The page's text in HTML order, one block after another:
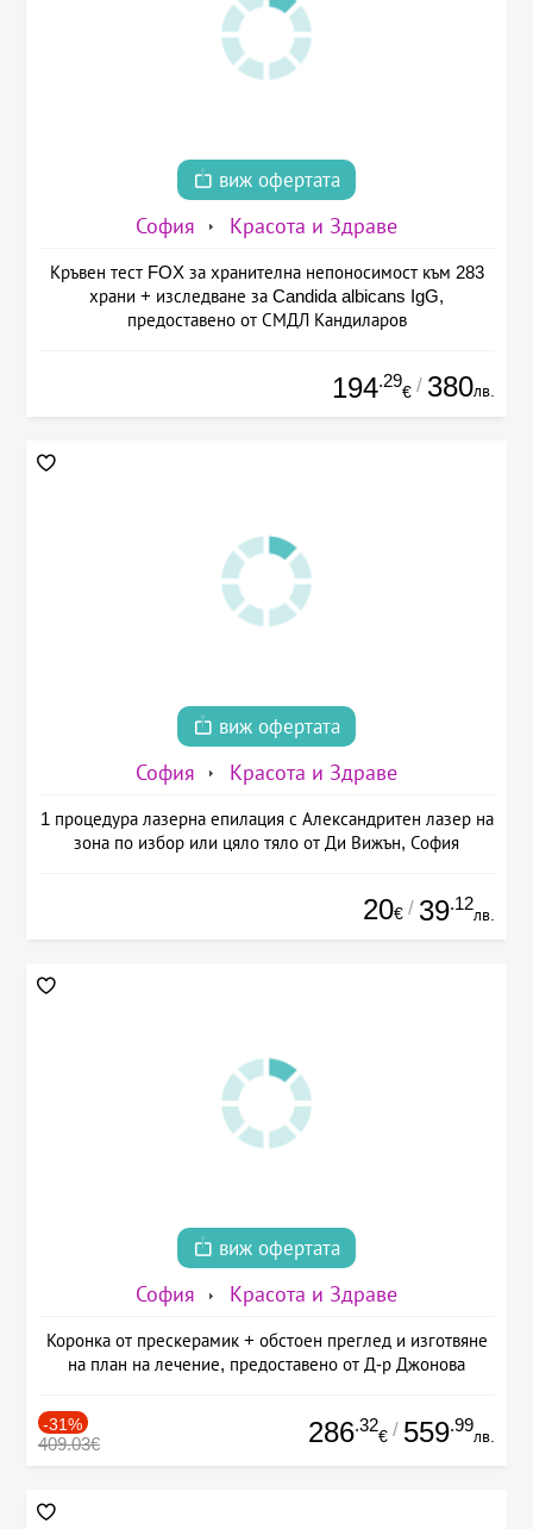
виж офертата
София Красота и Здраве
Кръвен тест FOX за хранителна непоносимост към 283
храни + изследване за Candida albicans IgG,
предоставено от СМДЛ Кандиларов
194.29
€ / 380лв.
виж офертата
София Красота и Здраве
1 процедура лазерна епилация с Александритен лазер на
зона по избор или цяло тяло от Ди Вижън, София
20€ / 39.12
лв.
виж офертата
София Красота и Здраве
Коронка от прескерамик + обстоен преглед и изготвяне
на план на лечение, предоставено от Д-р Джонова
-31%
409.03€ 286.32
€ / 559.99
лв.